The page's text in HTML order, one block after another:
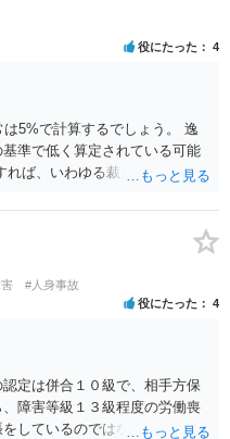
役にたった 4
5%で計算するでしょう。 逸
準で低く算定されている可能
れば、いわゆる裁判基準程度の
#人身事故
役にたった 4
定は併合１０級で、相手方保
障害等級１３級程度の労働喪
しているのではないでしょう